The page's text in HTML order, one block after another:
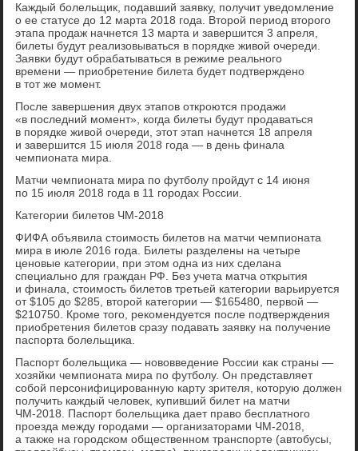
Каждый болельщик, подавший заявку, получит уведомление
о ее статусе до 12 марта 2018 года. Второй период второго
этапа продаж начнется 13 марта и завершится 3 апреля,
билеты будут реализовываться в порядке живой очереди.
Заявки будут обрабатываться в режиме реального
времени — приобретение билета будет подтверждено
в тот же момент.
После завершения двух этапов откроются продажи
«в последний момент», когда билеты будут продаваться
в порядке живой очереди, этот этап начнется 18 апреля
и завершится 15 июля 2018 года — в день финала
чемпионата мира.
Матчи чемпионата мира по футболу пройдут с 14 июня
по 15 июля 2018 года в 11 городах России.
Категории билетов ЧМ-2018
ФИФА объявила стоимость билетов на матчи чемпионата
мира в июле 2016 года. Билеты разделены на четыре
ценовые категории, при этом одна из них сделана
специально для граждан РФ. Без учета матча открытия
и финала, стоимость билетов третьей категории варьируется
от $105 до $285, второй категории — $165480, первой —
$210750. Кроме того, рекомендуется после подтверждения
приобретения билетов сразу подавать заявку на получение
паспорта болельщика.
Паспорт болельщика — нововведение России как страны —
хозяйки чемпионата мира по футболу. Он представляет
собой персонифицированную карту зрителя, которую должен
получить каждый человек, купивший билет на матчи
ЧМ-2018. Паспорт болельщика дает право бесплатного
проезда между городами — организаторами ЧМ-2018,
а также на городском общественном транспорте (автобусы,